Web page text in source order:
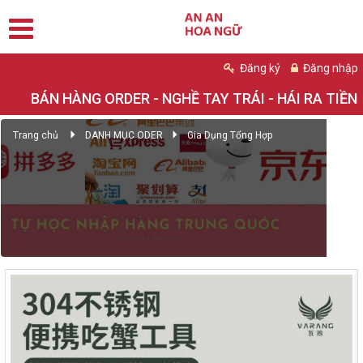
Đăng ký Đăng nhập
BÁN HÀNG ORDER - NGHỀ TAY TRÁI - HÁI RA TIỀN
Trang chủ DANH MỤC ODER Gia Dụng Tổng Hợp